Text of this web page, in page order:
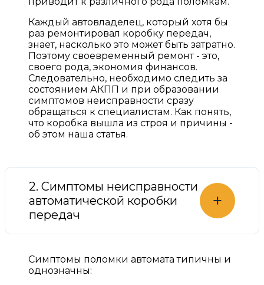
Каждый автовладелец, который хотя бы
раз ремонтировал коробку передач,
знает, насколько это может быть затратно.
Поэтому своевременный ремонт - это,
своего рода, экономия финансов.
Следовательно, необходимо следить за
состоянием АКПП и при образовании
симптомов неисправности сразу
обращаться к специалистам. Как понять,
что коробка вышла из строя и причины -
об этом наша статья.
2. Симптомы неисправности
автоматической коробки
передач
+
Симптомы поломки автомата типичны и
однозначны: